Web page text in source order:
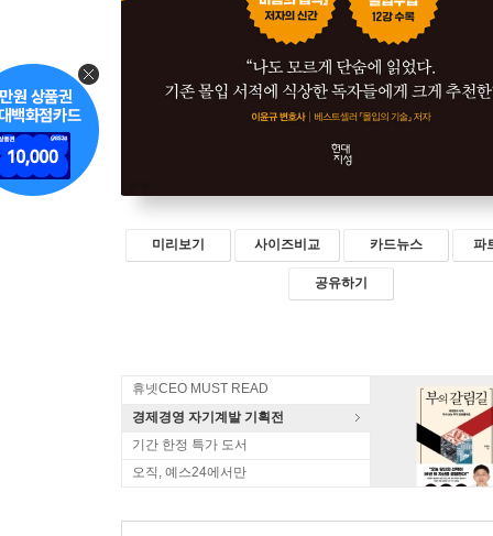
미리보기 사이즈비교 카드뉴스 파
공유하기
휴넷CEO MUST READ
경제경영 자기계발 기획전
기간 한정 특가 도서
오직, 예스24에서만